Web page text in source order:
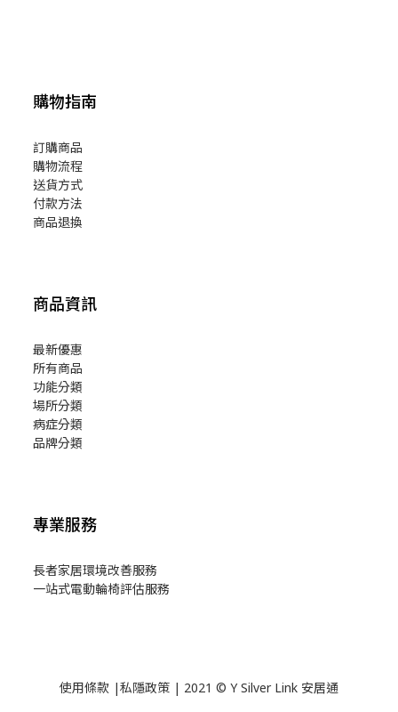
購物指南
訂購商品
購物流程
送貨方式
付款方法
商品退換
商品資訊
最新優惠
所有商品
功能分類
場所分類
病症分類
品牌分類
專業服務
長者家居環境改善服務
一站式電動輪椅評估服務
使用條款 |私隱政策 | 2021 © Y Silver Link 安居通